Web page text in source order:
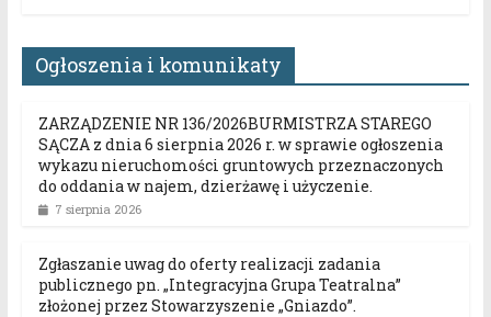
Ogłoszenia i komunikaty
ZARZĄDZENIE NR 136/2026BURMISTRZA STAREGO
SĄCZA z dnia 6 sierpnia 2026 r. w sprawie ogłoszenia
wykazu nieruchomości gruntowych przeznaczonych
do oddania w najem, dzierżawę i użyczenie.
7 sierpnia 2026
Zgłaszanie uwag do oferty realizacji zadania
publicznego pn. „Integracyjna Grupa Teatralna”
złożonej przez Stowarzyszenie „Gniazdo”.